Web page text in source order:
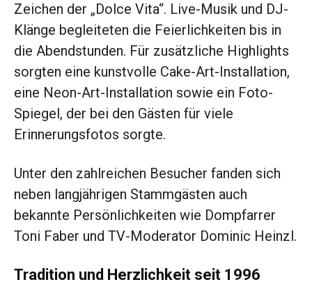
Zeichen der „Dolce Vita“. Live-Musik und DJ-
Klänge begleiteten die Feierlichkeiten bis in
die Abendstunden. Für zusätzliche Highlights
sorgten eine kunstvolle Cake-Art-Installation,
eine Neon-Art-Installation sowie ein Foto-
Spiegel, der bei den Gästen für viele
Erinnerungsfotos sorgte.
Unter den zahlreichen Besucher fanden sich
neben langjährigen Stammgästen auch
bekannte Persönlichkeiten wie Dompfarrer
Toni Faber und TV-Moderator Dominic Heinzl.
Tradition und Herzlichkeit seit 1996